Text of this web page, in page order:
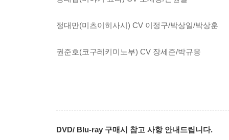
정대만(미츠이히사시) CV 이정구/박상일/박상훈
권준호(코구레키미노부) CV 장세준/박규웅
DVD/ Blu-ray 구매시 참고 사항 안내드립니다.